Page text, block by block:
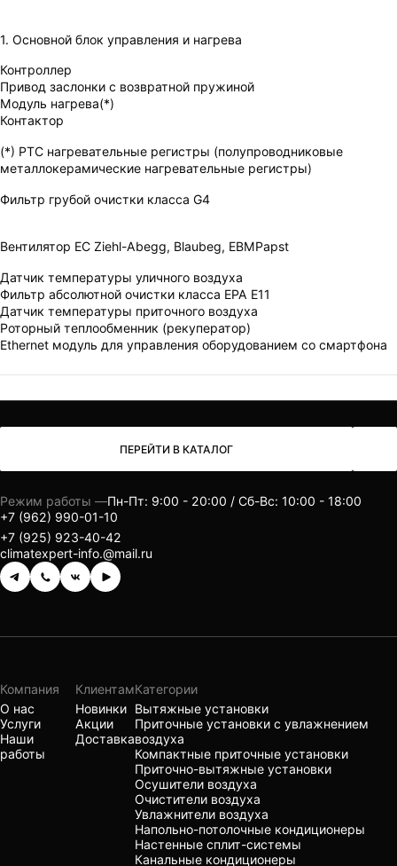
1. Основной блок управления и нагрева
Контроллер
Привод заслонки с возвратной пружиной
Модуль нагрева(*)
Контактор
(*) РТС нагревательные регистры (полупроводниковые
металлокерамические нагревательные регистры)
Фильтр грубой очистки класса G4
Вентилятор ЕС Ziehl-Abegg, Blaubeg, EBMPapst
Датчик температуры уличного воздуха
Фильтр абсолютной очистки класса EPA E11
Датчик температуры приточного воздуха
Роторный теплообменник (рекуператор)
Ethernet модуль для управления оборудованием со смартфона
ПЕРЕЙТИ В КАТАЛОГ
Режим работы —Пн-Пт: 9:00 - 20:00 / Сб-Вс: 10:00 - 18:00
+7 (962) 990-01-10
+7 (925) 923-40-42
climatexpert-info.@mail.ru
Компания
О нас
Услуги
Наши
работы
Клиентам
Новинки
Акции
Доставка
Категории
Вытяжные установки
Приточные установки с увлажнением
воздуха
Компактные приточные установки
Приточно-вытяжные установки
Осушители воздуха
Очистители воздуха
Увлажнители воздуха
Напольно-потолочные кондиционеры
Настенные сплит-системы
Канальные кондиционеры
Мы скоро свяжемся с вами.